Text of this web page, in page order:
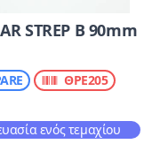
STREP B 90mm
ΘΡΕ205
ενός τεμαχίου